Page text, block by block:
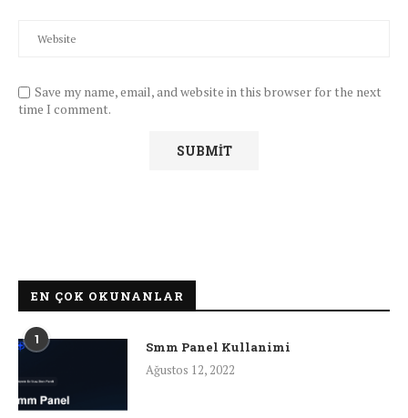
Save my name, email, and website in this browser for the next
time I comment.
EN ÇOK OKUNANLAR
1
Smm Panel Kullanimi
Ağustos 12, 2022